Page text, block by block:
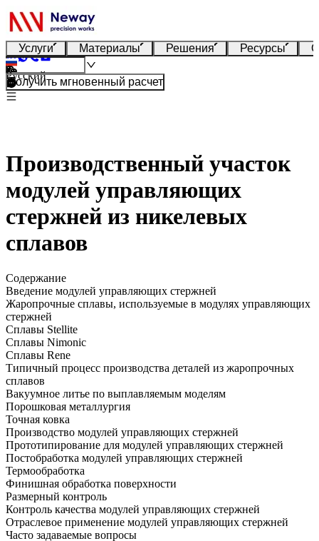
Услуги Материалы Решения Ресурсы
Русский
Получить мгновенный расчет
Производственный участок
модулей управляющих
стержней из никелевых
сплавов
Содержание
Введение модулей управляющих стержней
Жаропрочные сплавы, используемые в модулях управляющих
стержней
Сплавы Stellite
Сплавы Nimonic
Сплавы Rene
Типичный процесс производства деталей из жаропрочных
сплавов
Вакуумное литье по выплавляемым моделям
Порошковая металлургия
Точная ковка
Производство модулей управляющих стержней
Прототипирование для модулей управляющих стержней
Постобработка модулей управляющих стержней
Термообработка
Финишная обработка поверхности
Размерный контроль
Контроль качества модулей управляющих стержней
Отраслевое применение модулей управляющих стержней
Часто задаваемые вопросы